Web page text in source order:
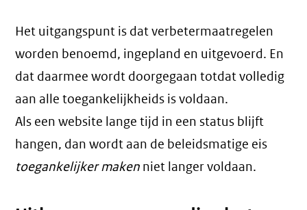
Het uitgangspunt is dat verbetermaatregelen
worden benoemd, ingepland en uitgevoerd. En
dat daarmee wordt doorgegaan totdat volledig
aan alle toegankelijkheids is voldaan.
Als een website lange tijd in een status blijft
hangen, dan wordt aan de beleidsmatige eis
toegankelijker maken niet langer voldaan.